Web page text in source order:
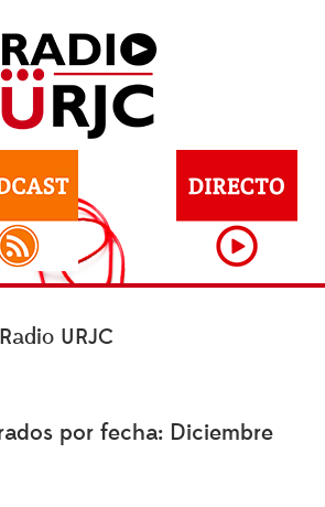
URJC
por fecha: Diciembre